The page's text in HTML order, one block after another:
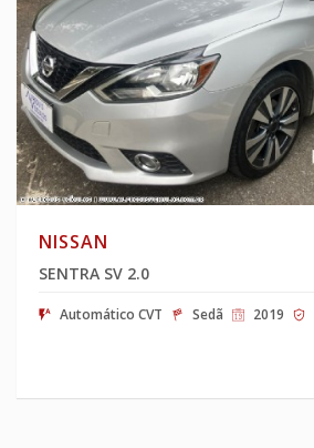
NISSAN
SENTRA SV 2.0
Automático CVT Sedã 2019